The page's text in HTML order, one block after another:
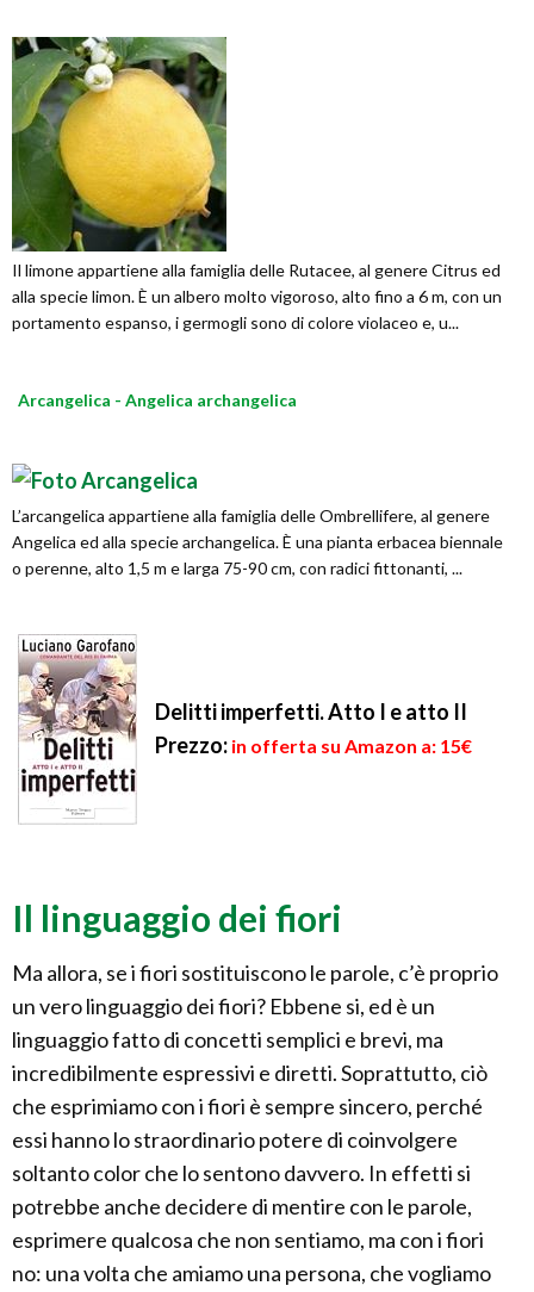
Il limone appartiene alla famiglia delle Rutacee, al genere Citrus ed
alla specie limon. È un albero molto vigoroso, alto fino a 6 m, con un
portamento espanso, i germogli sono di colore violaceo e, u...
Arcangelica - Angelica archangelica
L’arcangelica appartiene alla famiglia delle Ombrellifere, al genere
Angelica ed alla specie archangelica. È una pianta erbacea biennale
o perenne, alto 1,5 m e larga 75-90 cm, con radici fittonanti, ...
Delitti imperfetti. Atto I e atto II
Prezzo: in offerta su Amazon a: 15€
Il linguaggio dei fiori
Ma allora, se i fiori sostituiscono le parole, c’è proprio
un vero linguaggio dei fiori? Ebbene si, ed è un
linguaggio fatto di concetti semplici e brevi, ma
incredibilmente espressivi e diretti. Soprattutto, ciò
che esprimiamo con i fiori è sempre sincero, perché
essi hanno lo straordinario potere di coinvolgere
soltanto color che lo sentono davvero. In effetti si
potrebbe anche decidere di mentire con le parole,
esprimere qualcosa che non sentiamo, ma con i fiori
no: una volta che amiamo una persona, che vogliamo